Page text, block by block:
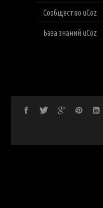
Сообщество uCoz
База знаний uCoz